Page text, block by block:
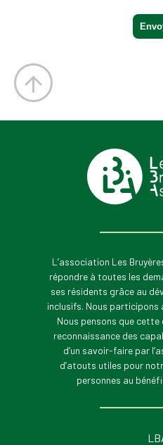
L’association Les
répondre à toutes les
ses résidents grâce au
inclusifs. Nous participons
Nous pensons que cette
reconnaissance des
d’un savoir-faire par
d’atouts utiles pour
personnes au